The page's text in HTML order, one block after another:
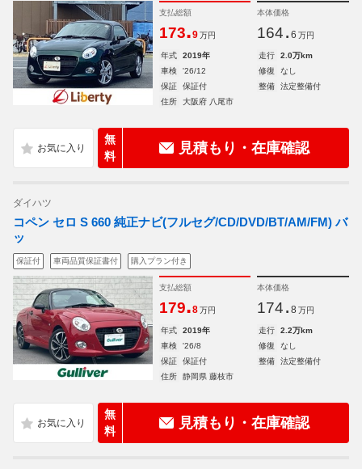
支払総額
173.9 万円
本体価格
164. 6 万円
年式 2019年 走行
2.0万km
車検
'26/12 修復
なし
保証
保証付 整備
法定整備付
住所
大阪府 八尾市
無
料
見積もり・在庫確認
ダイハツ
コペン セロ S 660 純正ナビ(フルセグ/CD/DVD/BT/AM/FM) バ
ッ
保証付 車両品質保証書付 購入プラン付き
支払総額
179.8 万円
本体価格
174. 8 万円
年式 2019年 走行
2.2万km
車検
'26/8 修復
なし
保証
保証付 整備
法定整備付
住所
静岡県 藤枝市
無
料
見積もり・在庫確認